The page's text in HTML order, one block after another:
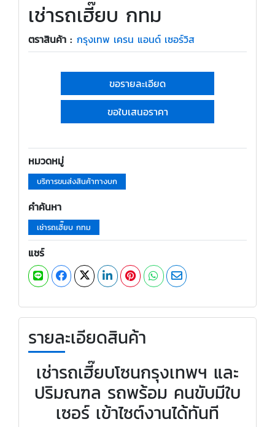
เช่ารถเฮี๊ยบ กทม
ตราสินค้า : กรุงเทพ เครน แอนด์ เซอร์วิส
ขอรายละเอียด
ขอใบเสนอราคา
หมวดหมู่
บริการขนส่งสินค้าทางบก
คำค้นหา
เช่ารถเฮี๊ยบ กทม
แชร์
รายละเอียดสินค้า
เช่ารถเฮี๊ยบโซนกรุงเทพฯ และ
ปริมณฑล รถพร้อม คนขับมีใบ
เซอร์ เข้าไซต์งานได้ทันที